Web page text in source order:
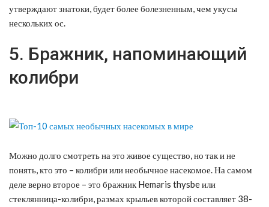
утверждают знатоки, будет более болезненным, чем укусы
нескольких ос.
5. Бражник, напоминающий
колибри
Можно долго смотреть на это живое существо, но так и не
понять, кто это – колибри или необычное насекомое. На самом
деле верно второе – это бражник Hemaris thysbe или
стеклянница-колибри, размах крыльев которой составляет 38-